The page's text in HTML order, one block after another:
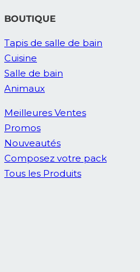
BOUTIQUE
Tapis de salle de bain
Cuisine
Salle de bain
Animaux
Meilleures Ventes
Promos
Nouveautés
Composez votre pack
Tous les Produits